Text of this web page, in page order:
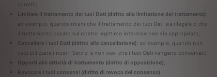
corretti;
Limitare il trattamento dei tuoi Dati (diritto alla limitazione del trattamento):
ad esempio, quando ritieni che il trattamento dei tuoi Dati sia illegale o che
il trattamento basato sul nostro legittimo interesse non sia appropriato;
Cancellare i tuoi Dati (diritto alla cancellazione): ad esempio, quando non
vuoi utilizzare i nostri Servizi e non vuoi che i tuoi Dati vengano conservati;
Opporti alle attività di trattamento (diritto di opposizione);
Revocare i tuoi consensi (diritto di revoca del consenso).